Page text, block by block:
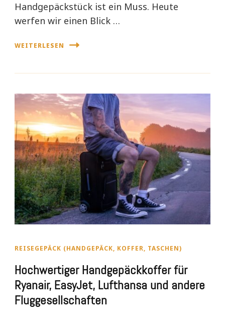
Handgepäckstück ist ein Muss. Heute
werfen wir einen Blick …
WEITERLESEN
REISEGEPÄCK (HANDGEPÄCK, KOFFER, TASCHEN)
Hochwertiger Handgepäckkoffer für
Ryanair, EasyJet, Lufthansa und andere
Fluggesellschaften